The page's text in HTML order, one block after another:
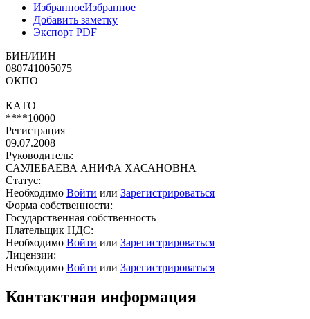
ИзбранноеИзбранное
Добавить заметку
Экспорт PDF
БИН/ИИН
080741005075
ОКПО
КАТО
****10000
Регистрация
09.07.2008
Руководитель:
САУЛЕБАЕВА АНИФА ХАСАНОВНА
Статус:
Необходимо Войти или Зарегистрироваться
Форма собственности:
Государственная собственность
Плательщик НДС:
Необходимо Войти или Зарегистрироваться
Лицензии:
Необходимо Войти или Зарегистрироваться
Контактная информация